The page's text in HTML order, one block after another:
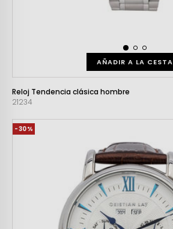
AÑADIR A LA CESTA
Reloj Tendencia clásica hombre
21234
-30%